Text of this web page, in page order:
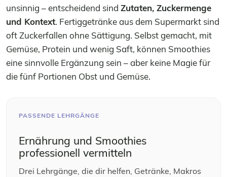
unsinnig – entscheidend sind Zutaten, Zuckermenge
und Kontext. Fertiggetränke aus dem Supermarkt sind
oft Zuckerfallen ohne Sättigung. Selbst gemacht, mit
Gemüse, Protein und wenig Saft, können Smoothies
eine sinnvolle Ergänzung sein – aber keine Magie für
die fünf Portionen Obst und Gemüse.
PASSENDE LEHRGÄNGE
Ernährung und Smoothies
professionell vermitteln
Drei Lehrgänge, die dir helfen, Getränke, Makros